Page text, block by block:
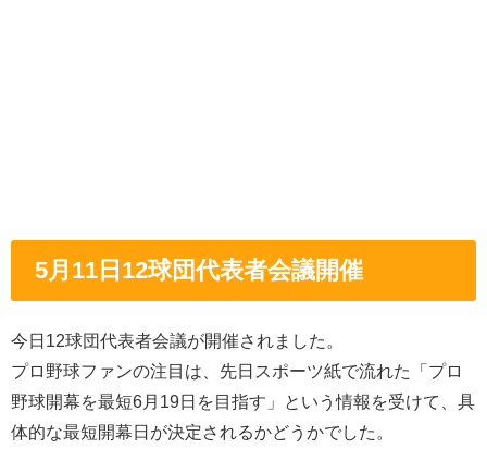
5月11日12球団代表者会議開催
今日12球団代表者会議が開催されました。
プロ野球ファンの注目は、先日スポーツ紙で流れた「プロ
野球開幕を最短6月19日を目指す」という情報を受けて、具
体的な最短開幕日が決定されるかどうかでした。